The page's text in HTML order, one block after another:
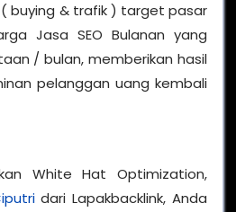
buying & trafik ) target pasar
Jasa SEO Bulanan yang
/ bulan, memberikan hasil
pelanggan uang kembali
White Hat Optimization,
dari Lapakbacklink, Anda